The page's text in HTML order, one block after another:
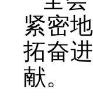
紧密
拓奋
献。